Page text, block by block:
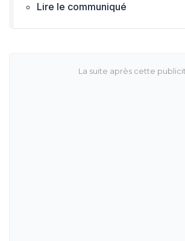
Lire le communiqué